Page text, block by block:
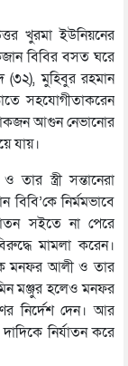
খুরমা ইউনিয়নের
বিবির বসত ঘরে
মুহিবুর রহমান
সহযোগীতাকরেন
আগুন নেভানোর
যায়।
স্ত্রী সন্তানেরা
নির্মমভাবে
সইতে না পেরে
মামলা করেন।
মনফর আলী ও তার
মঞ্জুর হলেও মনফর
নির্দেশ দেন। আর
নির্যাতন করে